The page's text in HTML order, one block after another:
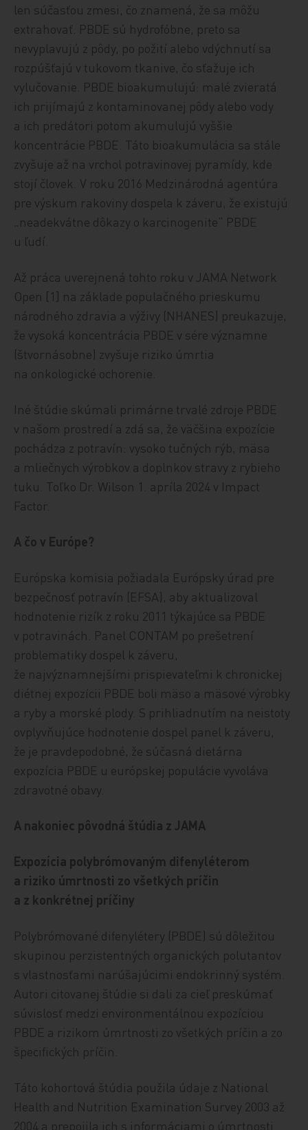
len súčasťou zmesi, čo znamená, že sa môžu
extrahovať. PBDE sú hydrofóbne, preto sa
nevyplavujú z pôdy, po požití alebo vdýchnutí sa
rozpúšťajú v tukovom tkanive, čo sťažuje ich
vylučovanie. PBDE bioakumulujú: malé zvieratá
ich prijímajú z kontaminovanej pôdy alebo vody
a ich predátori potom akumulujú vyššie
koncentrácie PBDE. Táto bioakumulácia sa stále
zvyšuje až na vrchol potravinovej pyramídy, kde
stojí človek. V roku 2016 Medzinárodná agentúra
pre výskum rakoviny dospela k záveru, že existujú
„neadekvátne dôkazy o karcinogenite“ PBDE
u ľudí.
Až práca uverejnená tohto roku v JAMA Network
Open [1] na základe populačného prieskumu
národného zdravia a výživy (NHANES) preukazuje,
že vysoká koncentrácia PBDE v sére významne
(štvornásobne) zvyšuje riziko úmrtia
na onkologické ochorenie.
Iné štúdie skúmali primárne trvalé zdroje PBDE
v našom prostredí a zdá sa, že väčšina expozície
pochádza z potravín: vysoko tučných rýb, mäsa
a mliečnych výrobkov a doplnkov stravy z rybieho
tuku. Toľko Dr. Wilson 1. apríla 2024 v Impact
Factor.
A čo v Európe?
Európska komisia požiadala Európsky úrad pre
bezpečnosť potravín (EFSA), aby aktualizoval
hodnotenie rizík z roku 2011 týkajúce sa PBDE
v potravinách. Panel CONTAM po prešetrení
problematiky dospel k záveru,
že najvýznamnejšími prispievateľmi k chronickej
diétnej expozícii PBDE boli mäso a mäsové výrobky
a ryby a morské plody. S prihliadnutím na neistoty
ovplyvňujúce hodnotenie dospel panel k záveru,
že je pravdepodobné, že súčasná dietárna
expozícia PBDE u európskej populácie vyvoláva
zdravotné obavy.
A nakoniec pôvodná štúdia z JAMA
Expozícia polybrómovaným difenyléterom
a riziko úmrtnosti zo všetkých príčin
a z konkrétnej príčiny
Polybrómované difenylétery (PBDE) sú dôležitou
skupinou perzistentných organických polutantov
s vlastnosťami narúšajúcimi endokrinný systém.
Autori citovanej štúdie si dali za cieľ preskúmať
súvislosť medzi environmentálnou expozíciou
PBDE a rizikom úmrtnosti zo všetkých príčin a zo
špecifických príčin.
Táto kohortová štúdia použila údaje z National
Health and Nutrition Examination Survey 2003 až
2004 a prepojila ich s informáciami o úmrtnosti